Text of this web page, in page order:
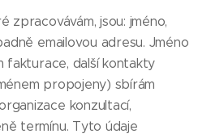
zpracovávám, jsou: jméno,
emailovou adresu. Jméno
fakturace, další kontakty
propojeny) sbírám
konzultací,
termínu. Tyto údaje